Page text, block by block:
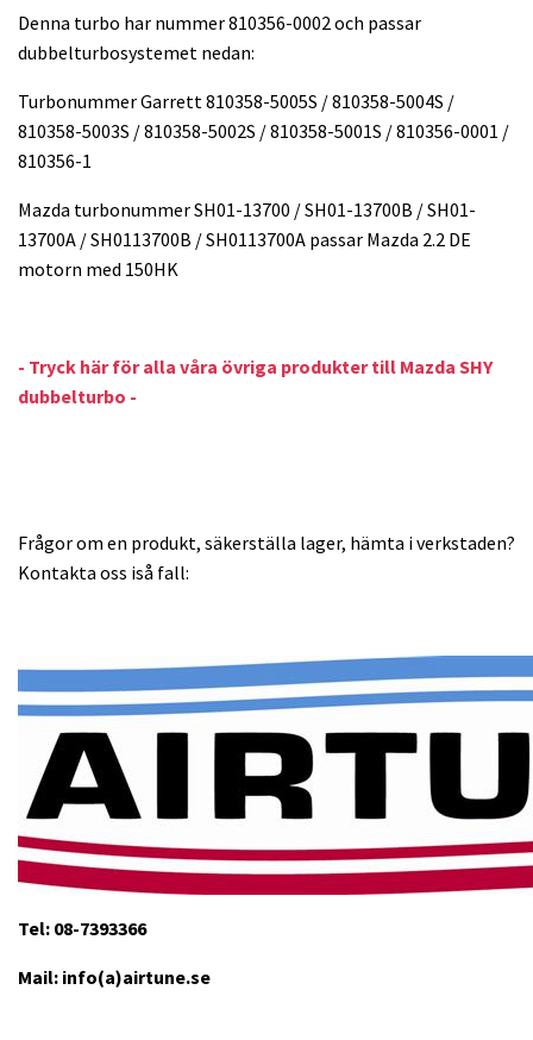
Denna turbo har nummer 810356-0002 och passar
dubbelturbosystemet nedan:
Turbonummer Garrett 810358-5005S / 810358-5004S /
810358-5003S / 810358-5002S / 810358-5001S / 810356-0001 /
810356-1
Mazda turbonummer SH01-13700 / SH01-13700B / SH01-
13700A / SH0113700B / SH0113700A passar Mazda 2.2 DE
motorn med 150HK
- Tryck här för alla våra övriga produkter till Mazda SHY
dubbelturbo -
Frågor om en produkt, säkerställa lager, hämta i verkstaden?
Kontakta oss iså fall:
Tel: 08-7393366
Mail: info(a)airtune.se